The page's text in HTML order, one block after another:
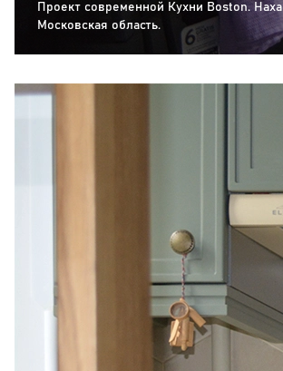
Проект современной Кухни Boston.
Московская область.